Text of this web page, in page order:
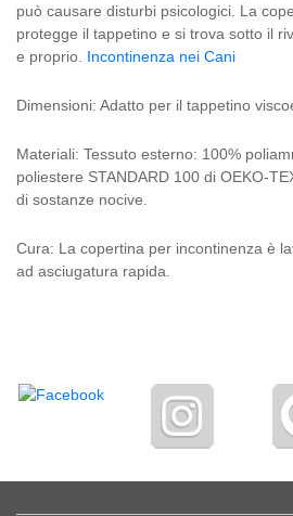
può causare disturbi psicologici. La
protegge il tappetino e si trova sotto il
e proprio. Incontinenza nei Cani
Dimensioni: Adatto per il tappetino
Materiali: Tessuto esterno: 100%
poliestere STANDARD 100 di OEKO-
di sostanze nocive.
Cura: La copertina per incontinenza è
ad asciugatura rapida.